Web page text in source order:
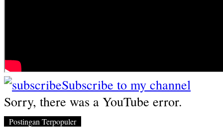
Subscribe to my channel
Sorry, there was a YouTube error.
Postingan Terpopuler